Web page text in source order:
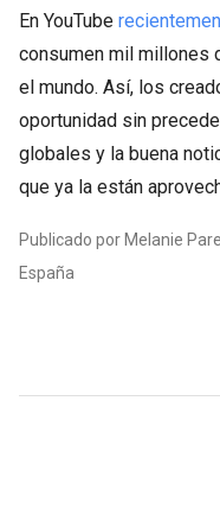
En YouTube
consumen mil millones
el mundo. Así, los
oportunidad sin
globales y la buena
que ya la están
Publicado por Melanie
España